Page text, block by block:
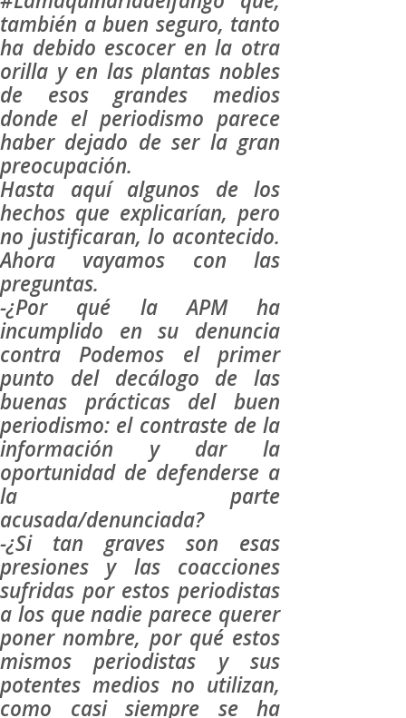
también a buen seguro, tanto
ha debido escocer en la otra
orilla y en las plantas nobles
de esos grandes medios
donde el periodismo parece
haber dejado de ser la gran
preocupación.
Hasta aquí algunos de los
hechos que explicarían, pero
no justificaran, lo acontecido.
Ahora vayamos con las
preguntas.
-¿Por qué la APM ha
incumplido en su denuncia
contra Podemos el primer
punto del decálogo de las
buenas prácticas del buen
periodismo: el contraste de la
información y dar la
oportunidad de defenderse a
la parte
acusada/denunciada?
-¿Si tan graves son esas
presiones y las coacciones
sufridas por estos periodistas
a los que nadie parece querer
poner nombre, por qué estos
mismos periodistas y sus
potentes medios no utilizan,
como casi siempre se ha